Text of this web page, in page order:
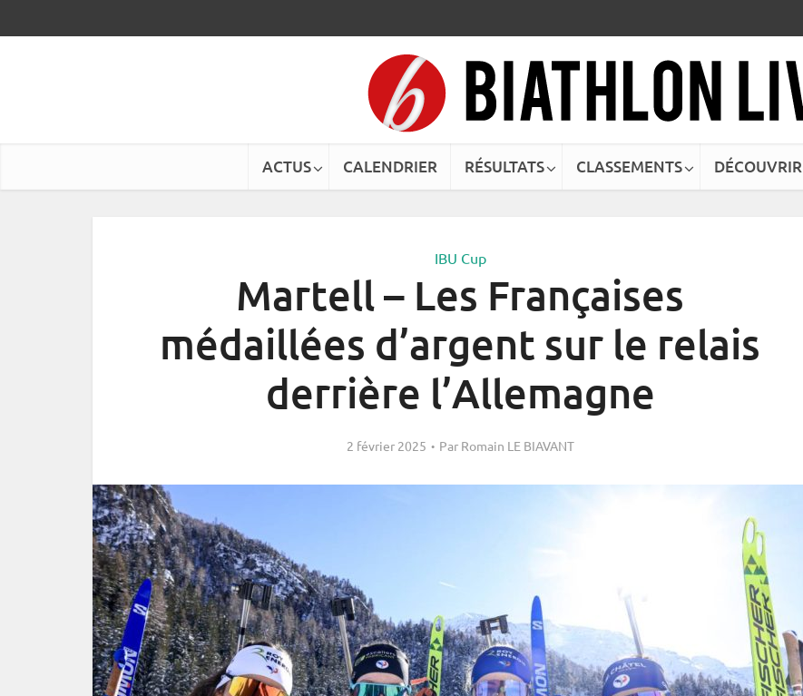
ACTUS CALENDRIER RÉSULTATS CLASSEMENTS DÉCOUVRIR
IBU Cup
Martell – Les Françaises
médaillées d’argent sur le relais
derrière l’Allemagne
2 février 2025 Par Romain LE BIAVANT